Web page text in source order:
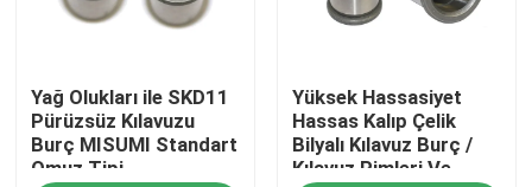
Hakkımızda
Fabrika turu
Kalite kontrol
Yağ Olukları ile SKD11
Pürüzsüz Kılavuzu
Burç MISUMI Standart
Omuz Tipi
Yüksek Hassasiyet
Hassas Kalıp Çelik
Bilyalı Kılavuz Burç /
Kılavuz Pimleri Ve